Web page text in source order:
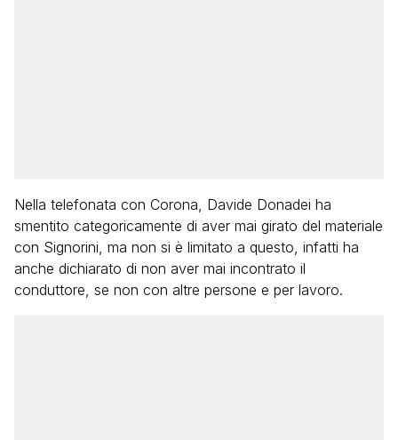
Nella telefonata con Corona, Davide Donadei ha
smentito categoricamente di aver mai girato del materiale
con Signorini, ma non si è limitato a questo, infatti ha
anche dichiarato di non aver mai incontrato il
conduttore, se non con altre persone e per lavoro.